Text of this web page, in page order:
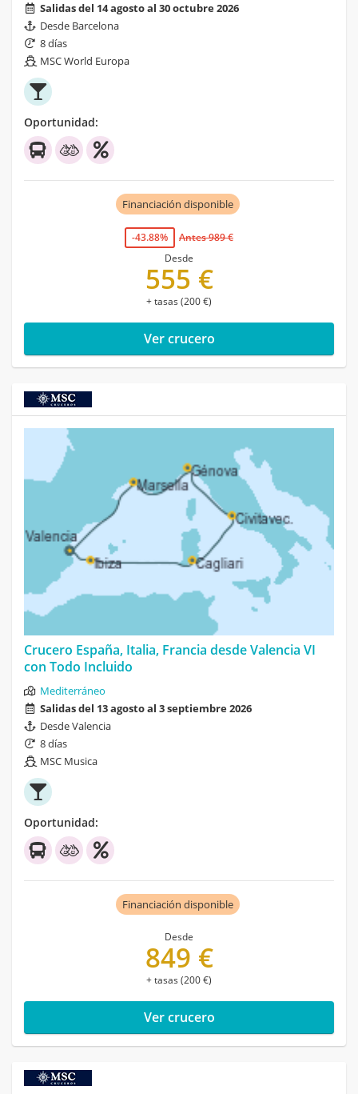
Salidas del 14 agosto al 30 octubre 2026
Desde Barcelona
8 días
MSC World Europa
Oportunidad:
Financiación disponible
-43.88%
Antes 989 €
Desde
555 €
+ tasas (200 €)
Ver crucero
Crucero España, Italia, Francia desde Valencia VI
con Todo Incluido
Mediterráneo
Salidas del 13 agosto al 3 septiembre 2026
Desde Valencia
8 días
MSC Musica
Oportunidad:
Financiación disponible
Desde
849 €
+ tasas (200 €)
Ver crucero